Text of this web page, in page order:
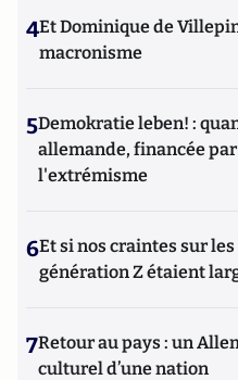
4Et Dominique de
macronisme
5Demokratie leben! :
allemande, financée
l'extrémisme
6Et si nos craintes sur
génération Z étaient
7Retour au pays : un
culturel d’une nation